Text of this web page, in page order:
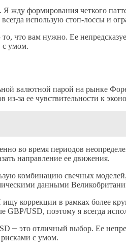
формирования четкого
использую стоп-лоссы и
что вам нужно. Ее
с умом.
валютной парой на рынке
за ее чувствительности к
во время периодов
направление ее движения.
комбинацию свечных
данными
коррекции в рамках более
USD, поэтому я всегда
⎼ это отличный выбор. Ее
с умом.